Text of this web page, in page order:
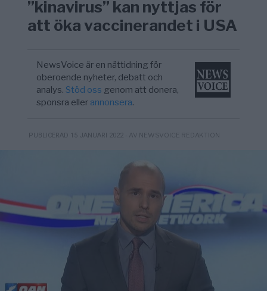
”kinavirus” kan nyttjas för
att öka vaccinerandet i USA
NewsVoice är en nättidning för
oberoende nyheter, debatt och
analys.Stöd oss genom att donera,
sponsra eller annonsera.
PUBLICERAD 15 JANUARI 2022 - AV NEWSVOICE REDAKTION